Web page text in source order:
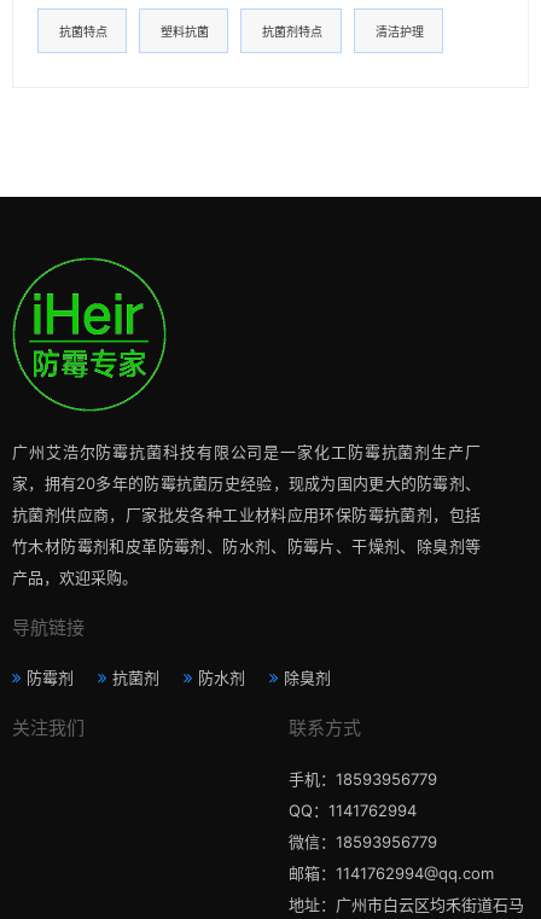
抗菌特点 塑料抗菌 抗菌剂特点 清洁护理
广州艾浩尔防霉抗菌科技有限公司是一家化工防霉抗菌剂生产厂
家，拥有20多年的防霉抗菌历史经验，现成为国内更大的防霉剂、
抗菌剂供应商，厂家批发各种工业材料应用环保防霉抗菌剂，包括
竹木材防霉剂和皮革防霉剂、防水剂、防霉片、干燥剂、除臭剂等
产品，欢迎采购。
导航链接
防霉剂 抗菌剂 防水剂 除臭剂
关注我们 联系方式
手机：18593956779
QQ：1141762994
微信：18593956779
邮箱：1141762994@qq.com
地址：广州市白云区均禾街道石马